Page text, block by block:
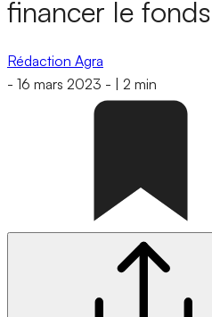
financer le
Rédaction Agra
- 16 mars 2023 - 2 min